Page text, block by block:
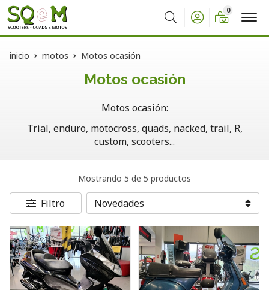
Buscar
0
inicio motos Motos ocasión
Motos ocasión
Motos ocasión:
Trial, enduro, motocross, quads, nacked, trail, R,
custom, scooters...
Mostrando 5 de 5 productos
Filtro